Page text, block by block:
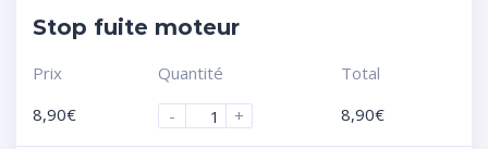
Stop fuite moteur
Prix
8,90€
Quantité
-
+
Total
8,90€